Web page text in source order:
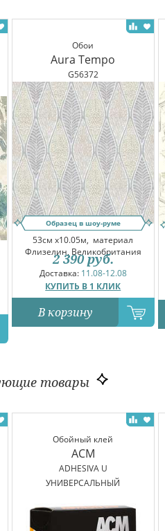
Обои
Aura Tempo
G56372
Образец в шоу-руме
53см x10.05м, материал
Флизелин, Великобритания
Доставка: 11.08-12.08
КУПИТЬ В 1 КЛИК
2 390 руб.
В корзину
товары
Обойный клей
ACM
ADHESIVA U
УНИВЕРСАЛЬНЫЙ